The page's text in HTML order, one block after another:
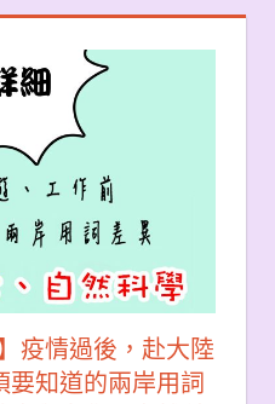
疫情過後，赴大陸
知道的兩岸用詞